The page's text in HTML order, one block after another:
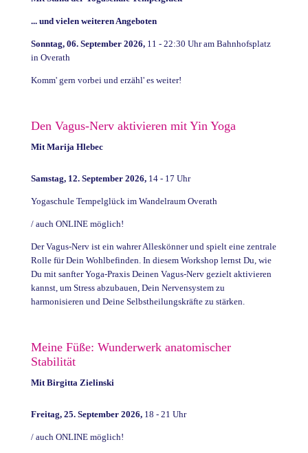
... und vielen weiteren Angeboten
Sonntag, 06. September 2026,11 - 22:30 Uhr am Bahnhofsplatz
in Overath
Komm' gern vorbei und erzähl' es weiter!
Den Vagus-Nerv aktivieren mit Yin Yoga
Mit Marija Hlebec
Samstag, 12. September 2026,14 - 17 Uhr
Yogaschule Tempelglück im Wandelraum Overath
/ auch ONLINE möglich!
Der Vagus-Nerv ist ein wahrer Alleskönner und spielt eine zentrale
Rolle für Dein Wohlbefinden. In diesem Workshop lernst Du, wie
Du mit sanfter Yoga-Praxis Deinen Vagus-Nerv gezielt aktivieren
kannst, um Stress abzubauen, Dein Nervensystem zu
harmonisieren und Deine Selbstheilungskräfte zu stärken.
Meine Füße: Wunderwerk anatomischer
Stabilität
Mit Birgitta Zielinski
Freitag, 25. September 2026,18 - 21 Uhr
/ auch ONLINE möglich!